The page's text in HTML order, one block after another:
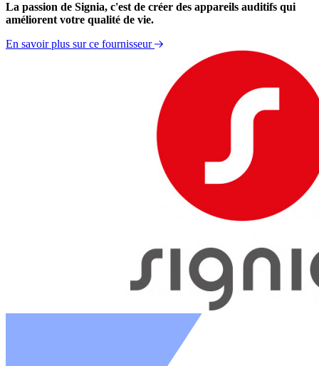
La passion de Signia, c'est de créer des appareils auditifs qui
améliorent votre qualité de vie.
En savoir plus sur ce fournisseur